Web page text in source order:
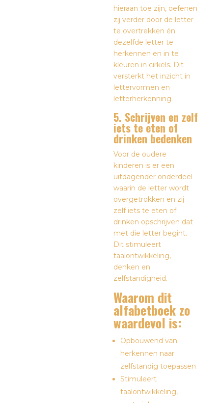
hieraan toe zijn, oefenen
zij verder door de letter
te overtrekken én
dezelfde letter te
herkennen en in te
kleuren in cirkels. Dit
versterkt het inzicht in
lettervormen en
letterherkenning.
5. Schrijven en zelf
iets te eten of
drinken bedenken
Voor de oudere
kinderen is er een
uitdagender onderdeel
waarin de letter wordt
overgetrokken en zij
zelf iets te eten of
drinken opschrijven dat
met die letter begint.
Dit stimuleert
taalontwikkeling,
denken en
zelfstandigheid.
Waarom dit
alfabetboek zo
waardevol is:
Opbouwend van
herkennen naar
zelfstandig toepassen
Stimuleert
taalontwikkeling,